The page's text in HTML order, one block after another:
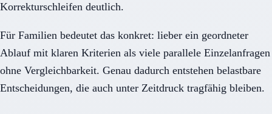
Korrekturschleifen deutlich.
Für Familien bedeutet das konkret: lieber ein geordneter
Ablauf mit klaren Kriterien als viele parallele Einzelanfragen
ohne Vergleichbarkeit. Genau dadurch entstehen belastbare
Entscheidungen, die auch unter Zeitdruck tragfähig bleiben.